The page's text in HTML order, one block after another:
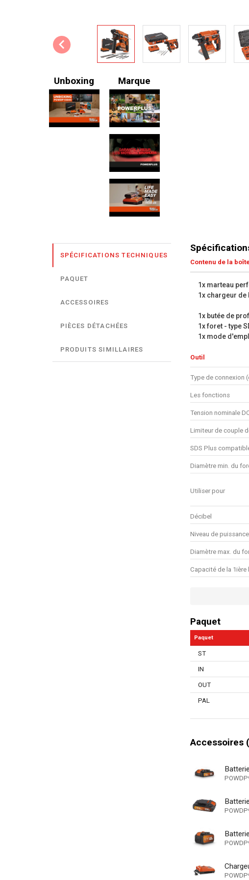
Unboxing Marque
SPÉCIFICATIONS TECHNIQUES
PAQUET
ACCESSOIRES
PIÈCES DÉTACHÉES
PRODUITS SIMILLAIRES
Contenu de la
1x marteau
1x chargeur de
1x butée de
1x foret - type
1x mode
Outil
Type de connexion
Les fonctions
Tension nominale
Limiteur de couple
SDS Plus
Diamètre min. du
Utiliser pour
Décibel
Niveau de
Diamètre max. du
Capacité de la 1ière
Courant nominal
Mandrin sans clé
Mandrin autoserrant
Mandrin à clé
Piles nécessaires
Système de
Couple Réglable
Énergie d'impact
Manuel inclus
Type de stockage
Paquet
Paquet
ST
IN
OUT
PAL
Accessoires